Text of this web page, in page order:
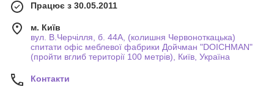
Працює з 30.05.2011
м. Київ
вул. В.Черчілля, б. 44А, (колишня Червоноткацька)
спитати офіс меблевої фабрики Дойчман "DOICHMAN"
(пройти вглиб території 100 метрів), Київ, Україна
Контакти